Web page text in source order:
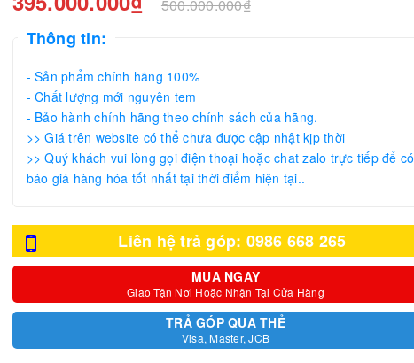
500.000.000₫
Thông tin:
- Sản phẩm chính hãng 100%
- Chất lượng mới nguyên tem
- Bảo hành chính hãng theo chính sách của hãng.
>> Giá trên website có thể chưa được cập nhật kịp thời
>> Quý khách vui lòng gọi điện thoại hoặc chat zalo trực tiếp để có
báo giá hàng hóa tốt nhất tại thời điểm hiện tại..
Liên hệ trả góp: 0986 668 265
MUA NGAY
Giao Tận Nơi Hoặc Nhận Tại Cửa Hàng
TRẢ GÓP QUA THẺ
Visa, Master, JCB